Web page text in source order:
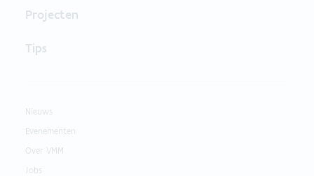
Projecten
Tips
Nieuws
Evenementen
Over VMM
Jobs